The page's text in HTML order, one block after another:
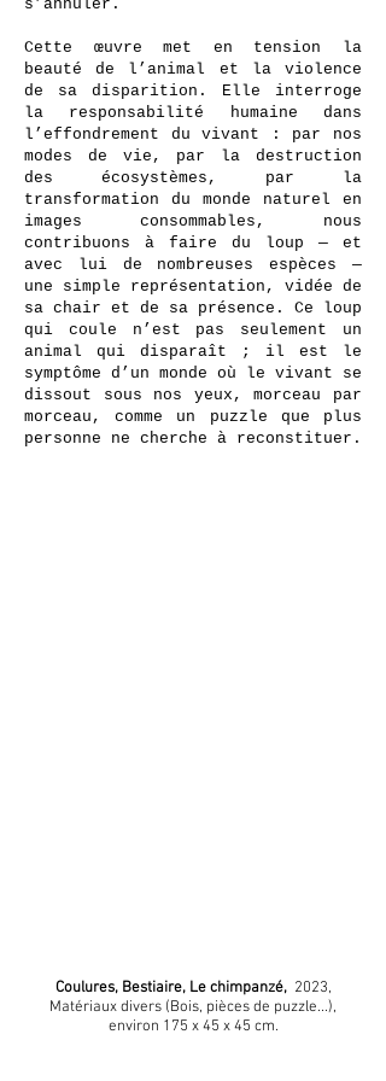
s’annuler.
Cette œuvre met en tension la
beauté de l’animal et la violence
de sa disparition. Elle interroge
la responsabilité humaine dans
l’effondrement du vivant : par nos
modes de vie, par la destruction
des écosystèmes, par la
transformation du monde naturel en
images consommables, nous
contribuons à faire du loup — et
avec lui de nombreuses espèces —
une simple représentation, vidée de
sa chair et de sa présence. Ce loup
qui coule n’est pas seulement un
animal qui disparaît ; il est le
symptôme d’un monde où le vivant se
dissout sous nos yeux, morceau par
morceau, comme un puzzle que plus
personne ne cherche à reconstituer.
Coulures, Bestiaire, Le chimpanzé, 2023,
Matériaux divers (Bois, pièces de puzzle...),
environ 175 x 45 x 45 cm.